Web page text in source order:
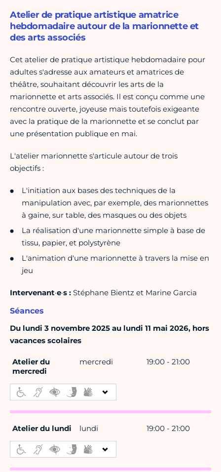
Atelier de pratique artistique amatrice
hebdomadaire autour de la marionnette et
des arts associés
Cet atelier de pratique artistique hebdomadaire pour
adultes s'adresse aux amateurs et amatrices de
théâtre, souhaitant découvrir les arts de la
marionnette et arts associés. Il est conçu comme une
rencontre ouverte, joyeuse mais toutefois exigeante
avec la pratique de la marionnette et se conclut par
une présentation publique en mai.
L'atelier marionnette s'articule autour de trois
objectifs :
L'initiation aux bases des techniques de la
manipulation avec, par exemple, des marionnettes
à gaine, sur table, des masques ou des objets
La réalisation d'une marionnette simple à base de
tissu, papier, et polystyrène
L'animation d'une marionnette à travers la mise en
jeu
Intervenant·e·s : Stéphane Bientz et Marine Garcia
Séances
Du lundi 3 novembre 2025 au lundi 11 mai 2026, hors
vacances scolaires
Atelier du
mercredi
mercredi 19:00 - 21:00
Atelier du lundi lundi 19:00 - 21:00